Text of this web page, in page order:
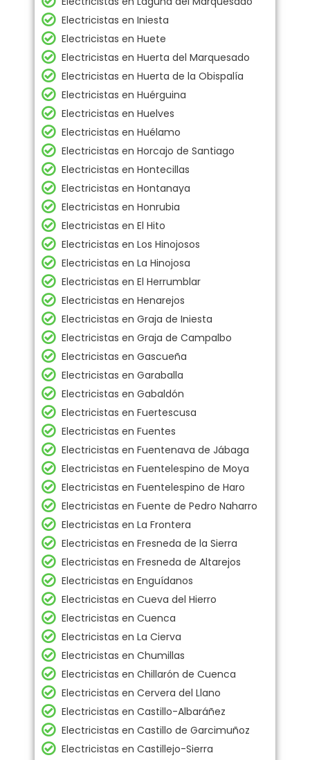
Electricistas en Iniesta
Electricistas en Huete
Electricistas en Huerta del Marquesado
Electricistas en Huerta de la Obispalía
Electricistas en Huérguina
Electricistas en Huelves
Electricistas en Huélamo
Electricistas en Horcajo de Santiago
Electricistas en Hontecillas
Electricistas en Hontanaya
Electricistas en Honrubia
Electricistas en El Hito
Electricistas en Los Hinojosos
Electricistas en La Hinojosa
Electricistas en El Herrumblar
Electricistas en Henarejos
Electricistas en Graja de Iniesta
Electricistas en Graja de Campalbo
Electricistas en Gascueña
Electricistas en Garaballa
Electricistas en Gabaldón
Electricistas en Fuertescusa
Electricistas en Fuentes
Electricistas en Fuentenava de Jábaga
Electricistas en Fuentelespino de Moya
Electricistas en Fuentelespino de Haro
Electricistas en Fuente de Pedro Naharro
Electricistas en La Frontera
Electricistas en Fresneda de la Sierra
Electricistas en Fresneda de Altarejos
Electricistas en Enguídanos
Electricistas en Cueva del Hierro
Electricistas en Cuenca
Electricistas en La Cierva
Electricistas en Chumillas
Electricistas en Chillarón de Cuenca
Electricistas en Cervera del Llano
Electricistas en Castillo-Albaráñez
Electricistas en Castillo de Garcimuñoz
Electricistas en Castillejo-Sierra